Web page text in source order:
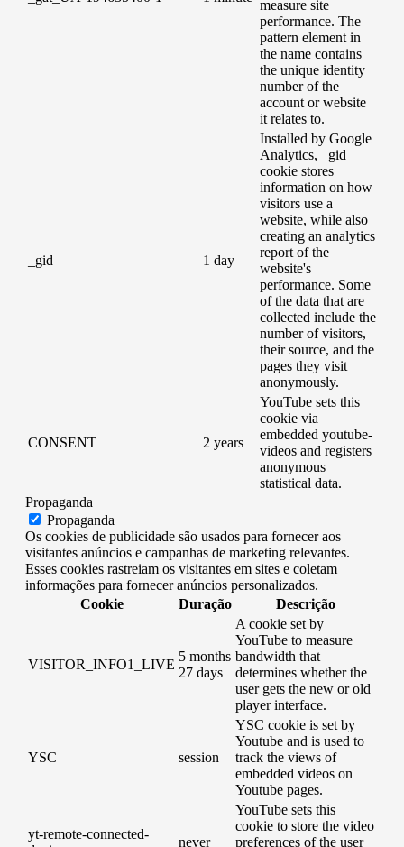
measure site
performance. The
pattern element in
the name contains
the unique identity
number of the
account or website
it relates to.
_gid 1 day
Installed by Google
Analytics, _gid
cookie stores
information on how
visitors use a
website, while also
creating an analytics
report of the
website's
performance. Some
of the data that are
collected include the
number of visitors,
their source, and the
pages they visit
anonymously.
CONSENT 2 years
YouTube sets this
cookie via
embedded youtube-
videos and registers
anonymous
statistical data.
Propaganda
Propaganda
Os cookies de publicidade são usados ​​para fornecer aos
visitantes anúncios e campanhas de marketing relevantes.
Esses cookies rastreiam os visitantes em sites e coletam
informações para fornecer anúncios personalizados.
Cookie
Duração Descrição
VISITOR_INFO1_LIVE
5 months
27 days
A cookie set by
YouTube to measure
bandwidth that
determines whether the
user gets the new or old
player interface.
YSC session
YSC cookie is set by
Youtube and is used to
track the views of
embedded videos on
Youtube pages.
yt-remote-connected-
never
YouTube sets this
cookie to store the video
preferences of the user